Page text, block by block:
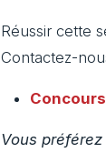
Réussir cette
Contactez-
Vous